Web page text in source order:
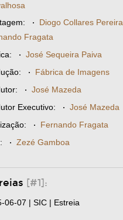
· Diogo Collares Pereira
Fragata
· José Sequeira Paiva
· Fábrica de Imagens
· José Mazeda
Executivo: · José Mazeda
· Fernando Fragata
· Zezé Gamboa
[#1]:
06-07 | SIC | Estreia